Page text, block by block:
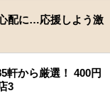
配に…応援しよう激
軒から厳選！ 400円
3